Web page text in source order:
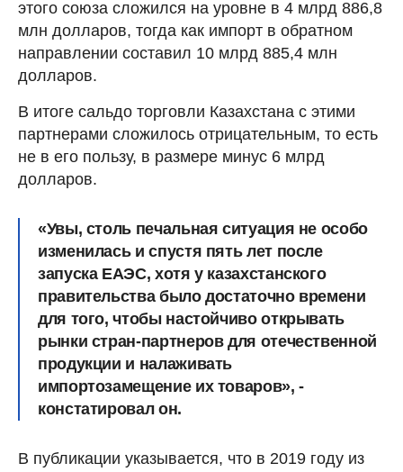
этого союза сложился на уровне в 4 млрд 886,8
млн долларов, тогда как импорт в обратном
направлении составил 10 млрд 885,4 млн
долларов.
В итоге сальдо торговли Казахстана с этими
партнерами сложилось отрицательным, то есть
не в его пользу, в размере минус 6 млрд
долларов.
«Увы, столь печальная ситуация не особо
изменилась и спустя пять лет после
запуска ЕАЭС, хотя у казахстанского
правительства было достаточно времени
для того, чтобы настойчиво открывать
рынки стран-партнеров для отечественной
продукции и налаживать
импортозамещение их товаров», -
констатировал он.
В публикации указывается, что в 2019 году из